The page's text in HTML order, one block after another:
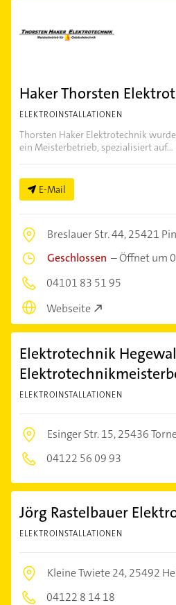
Haker Thorsten
ELEKTROINSTALLATIONEN
Thorsten Haker Elektrotechnik
ein Meisterbetrieb, spezialisiert auf...
E-Mail
Breslauer Str. 44,25421
Geschlossen –Öffnet um
04101 83 51 95
Webseite
Elektrotechnik
ELEKTROINSTALLATIONEN
Esinger Str. 15,25436
04122 56 09 93
Jörg Rastelbauer
ELEKTROINSTALLATIONEN
Kleine Twiete 24,25492
04122 8 14 18